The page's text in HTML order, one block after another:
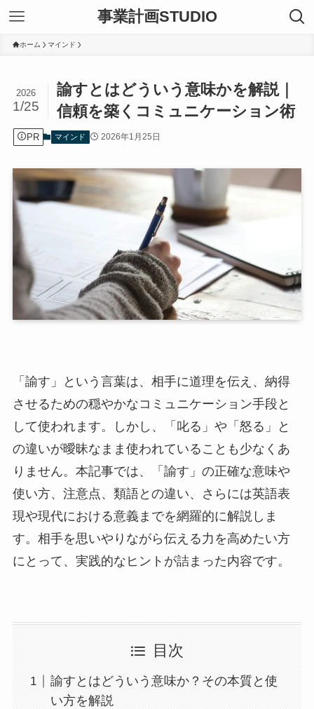
事業計画STUDIO
ホーム マインド
諭すとはどういう意味かを解説｜
信頼を築くコミュニケーション術
2026
1/25
PR マインド 2026年1月25日
「諭す」という言葉は、相手に道理を伝え、納得
させるための穏やかなコミュニケーション手段と
して使われます。しかし、「叱る」や「怒る」と
の違いが曖昧なまま使われていることも少なくあ
りません。本記事では、「諭す」の正確な意味や
使い方、注意点、類語との違い、さらには英語表
現や現代における意義までを網羅的に解説しま
す。相手を思いやりながら伝える力を高めたい方
にとって、実践的なヒントが詰まった内容です。
目次
諭すとはどういう意味か？その本質と使
い方を解説